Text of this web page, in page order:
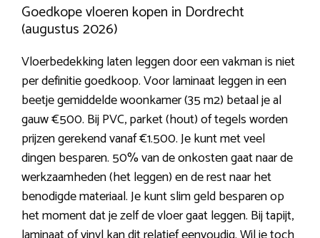
Goedkope vloeren kopen in Dordrecht
(augustus 2026)
Vloerbedekking laten leggen door een vakman is niet
per definitie goedkoop. Voor laminaat leggen in een
beetje gemiddelde woonkamer (35 m2) betaal je al
gauw €500. Bij PVC, parket (hout) of tegels worden
prijzen gerekend vanaf €1.500. Je kunt met veel
dingen besparen. 50% van de onkosten gaat naar de
werkzaamheden (het leggen) en de rest naar het
benodigde materiaal. Je kunt slim geld besparen op
het moment dat je zelf de vloer gaat leggen. Bij tapijt,